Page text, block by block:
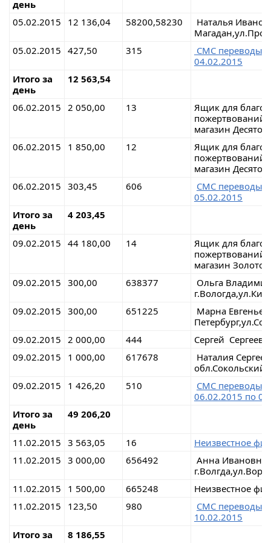
день
05.02.2015
12 136,04 58200,58230
Наталья
05.02.2015 427,50 315
СМС
04.02.2015
Итого за
день
12 563,54
06.02.2015 2 050,00 13
Ящик для
пожертвований
магазин
06.02.2015
1 850,00 12
Ящик для
пожертвований
магазин
06.02.2015 303,45 606
СМС
05.02.2015
Итого за
день
4 203,45
09.02.2015 44 180,00 14
Ящик для
пожертвований
магазин
09.02.2015 300,00 638377
Ольга
09.02.2015 300,00 651225
Марна
09.02.2015 2 000,00 444
Сергей
09.02.2015
1 000,00 617678
Наталия
обл.Сокольский
09.02.2015
1 426,20 510
СМС
06.02.2015 по
Итого за
день
49 206,20
11.02.2015 3 563,05 16
Неизвестное
11.02.2015 3 000,00 656492
Анна Ивановна
11.02.2015
1 500,00 665248
Неизвестное
11.02.2015
123,50 980
СМС
10.02.2015
Итого за
8 186,55